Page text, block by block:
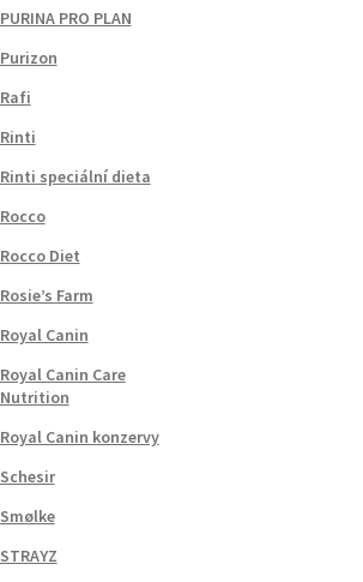
PURINA PRO PLAN
Purizon
Rafi
Rinti
Rinti speciální dieta
Rocco
Rocco Diet
Rosie’s Farm
Royal Canin
Royal Canin Care
Nutrition
Royal Canin konzervy
Schesir
Smølke
STRAYZ